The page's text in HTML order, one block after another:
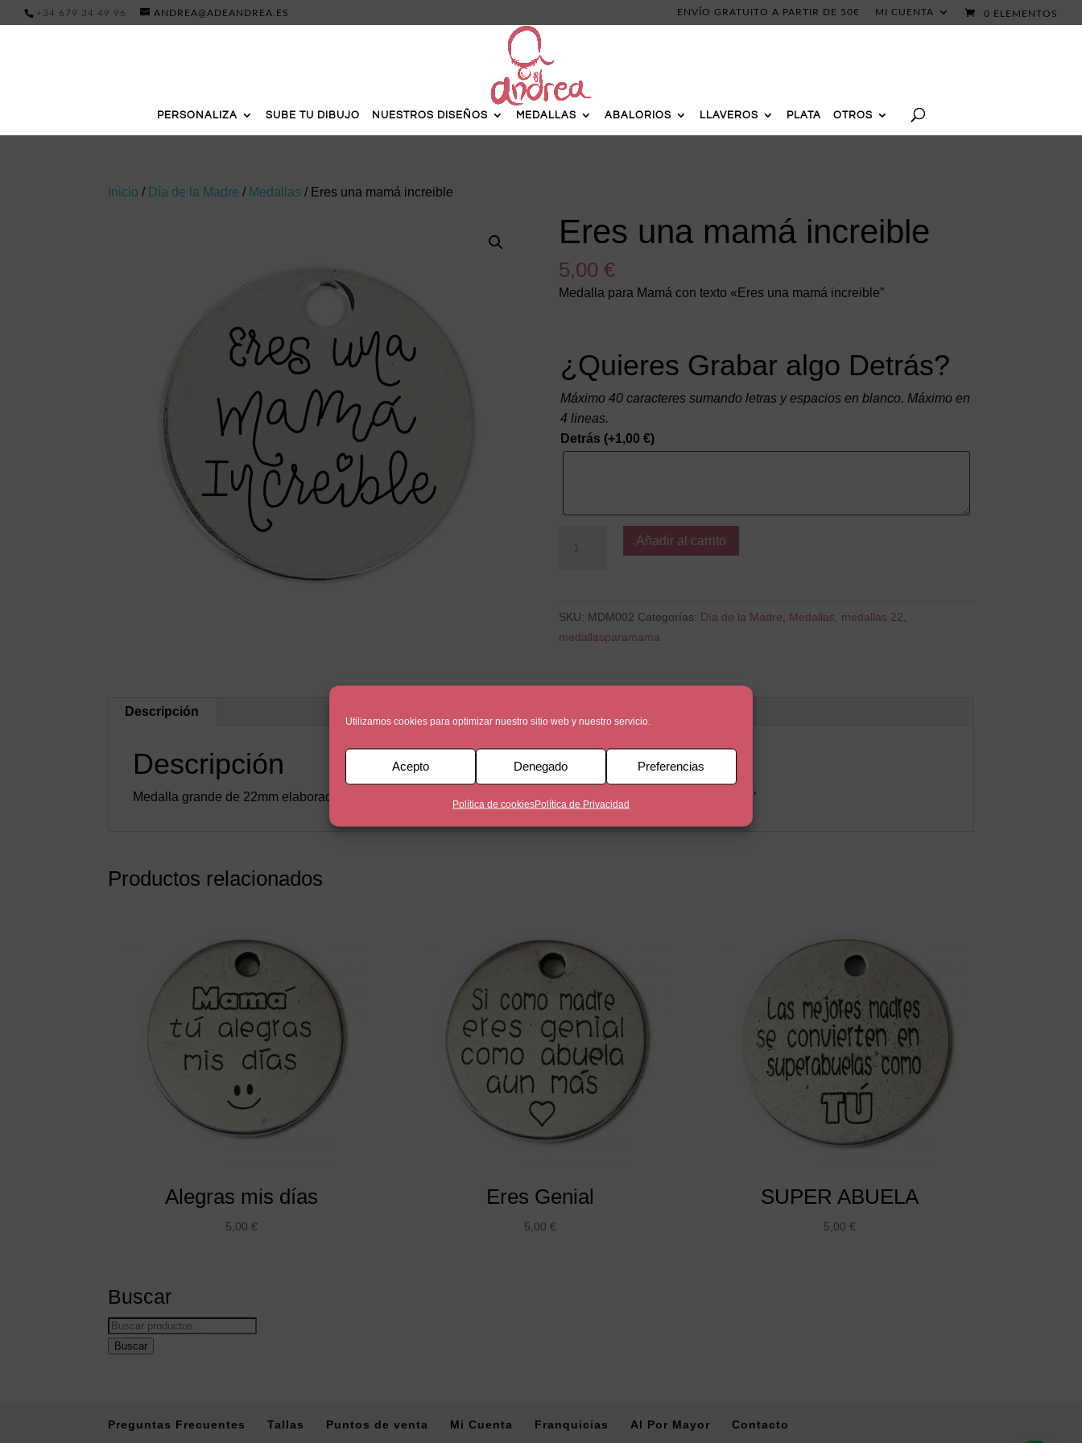
Utilizamos cookies para optimizar nuestro sitio web y nuestro servicio.
Acepto Denegado Preferencias
Política de cookiesPolítica de Privacidad
+34 679 34 49 96 ANDREA@ADEANDREA.ES ENVÍO GRATUITO A PARTIR DE 50€ MI CUENTA 0 ELEMENTOS
PERSONALIZA SUBE TU DIBUJO NUESTROS DISEÑOS MEDALLAS ABALORIOS LLAVEROS PLATA OTROS
Inicio / Día de la Madre / Medallas / Eres una mamá increible
Eres una mamá increible
5,00 €
Medalla para Mamá con texto «Eres una mamá increible”
¿Quieres Grabar algo Detrás?
Máximo 40 caracteres sumando letras y espacios en blanco. Máximo en
4 lineas.
Detrás (+1,00 €)
una
cantidad
Añadir al carrito
SKU: MDM002 Categorías: Día de la Madre Medallas medallas 22
medallasparamama
Descripción
Descripción
Medalla grande de 22mm elaborada con Zamak y bañada en 5 micras con la frase ‘ Eres una mamá increible’
Productos relacionados
Alegras mis días
5,00 €
Eres Genial
5,00€
SUPER ABUELA
5,00 €
Buscar
Buscar
por:
Buscar
Preguntas Frecuentes Tallas Puntos de venta Mi Cuenta Franquicias Al Por Mayor Contacto